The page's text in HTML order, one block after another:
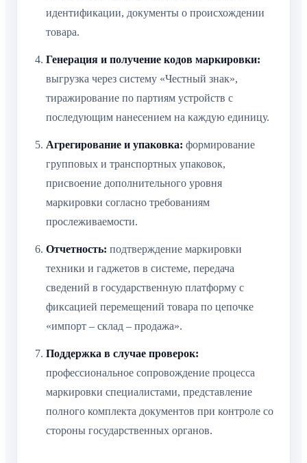
идентификации, документы о происхождении
товара.
Генерация и получение кодов маркировки:
выгрузка через систему «Честный знак»,
тиражирование по партиям устройств с
последующим нанесением на каждую единицу.
Агрегирование и упаковка: формирование
групповых и транспортных упаковок,
присвоение дополнительного уровня
маркировки согласно требованиям
прослеживаемости.
Отчетность: подтверждение маркировки
техники и гаджетов в системе, передача
сведений в государственную платформу с
фиксацией перемещений товара по цепочке
«импорт – склад – продажа».
Поддержка в случае проверок:
профессиональное сопровождение процесса
маркировки специалистами, представление
полного комплекта документов при контроле со
стороны государственных органов.